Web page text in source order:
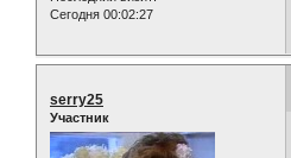
Сегодня 00:02:27
serry25
Участник